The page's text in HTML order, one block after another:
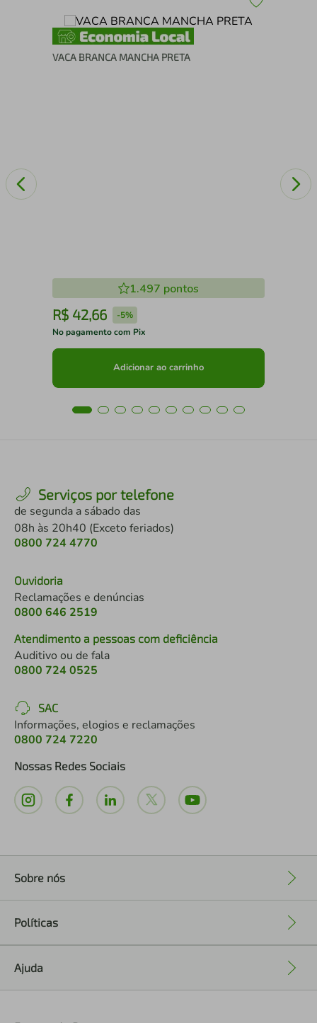
VACA BRANCA MANCHA PRETA
1.497 pontos
R$ 42,66 -5%
No pagamento com Pix
Adicionar ao carrinho
Serviços por telefone
de segunda a sábado das
08h às 20h40 (Exceto feriados)
0800 724 4770
Ouvidoria
Reclamações e denúncias
0800 646 2519
Atendimento a pessoas com deficiência
Auditivo ou de fala
0800 724 0525
SAC
Informações, elogios e reclamações
0800 724 7220
Nossas Redes Sociais
Sobre nós
Políticas
Ajuda